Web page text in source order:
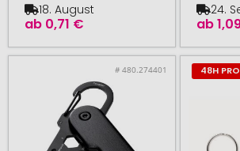
ab 0,71 €
18. August
ab
24.
# 480.274401 48H